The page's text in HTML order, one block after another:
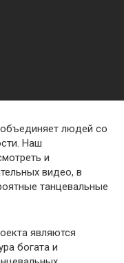
людей со
Наш
и
видео, в
танцевальные
являются
богата и